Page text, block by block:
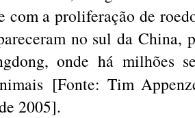
com a proliferação de
no sul da China,
onde há milhões
[Fonte: Tim
2005].